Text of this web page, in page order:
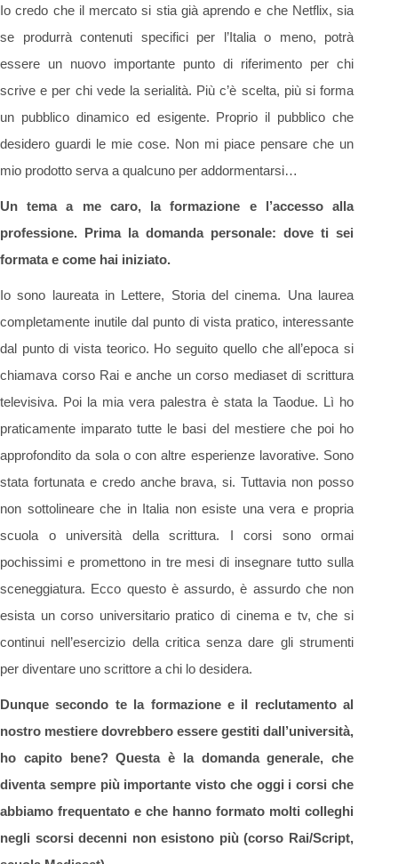
Io credo che il mercato si stia già aprendo e che Netflix, sia
se produrrà contenuti specifici per l’Italia o meno, potrà
essere un nuovo importante punto di riferimento per chi
scrive e per chi vede la serialità. Più c’è scelta, più si forma
un pubblico dinamico ed esigente. Proprio il pubblico che
desidero guardi le mie cose. Non mi piace pensare che un
mio prodotto serva a qualcuno per addormentarsi…
Un tema a me caro, la formazione e l’accesso alla
professione. Prima la domanda personale: dove ti sei
formata e come hai iniziato.
Io sono laureata in Lettere, Storia del cinema. Una laurea
completamente inutile dal punto di vista pratico, interessante
dal punto di vista teorico. Ho seguito quello che all’epoca si
chiamava corso Rai e anche un corso mediaset di scrittura
televisiva. Poi la mia vera palestra è stata la Taodue. Lì ho
praticamente imparato tutte le basi del mestiere che poi ho
approfondito da sola o con altre esperienze lavorative. Sono
stata fortunata e credo anche brava, si. Tuttavia non posso
non sottolineare che in Italia non esiste una vera e propria
scuola o università della scrittura. I corsi sono ormai
pochissimi e promettono in tre mesi di insegnare tutto sulla
sceneggiatura. Ecco questo è assurdo, è assurdo che non
esista un corso universitario pratico di cinema e tv, che si
continui nell’esercizio della critica senza dare gli strumenti
per diventare uno scrittore a chi lo desidera.
Dunque secondo te la formazione e il reclutamento al
nostro mestiere dovrebbero essere gestiti dall’università,
ho capito bene? Questa è la domanda generale, che
diventa sempre più importante visto che oggi i corsi che
abbiamo frequentato e che hanno formato molti colleghi
negli scorsi decenni non esistono più (corso Rai/Script,